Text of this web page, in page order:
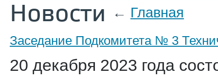
Новости ← Главная
Заседание Подкомитета № 3
20 декабря 2023 года